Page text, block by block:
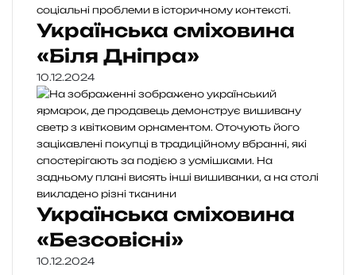
Українська сміховина
«Біля Дніпра»
10.12.2024
Українська сміховина
«Безсовісні»
10.12.2024